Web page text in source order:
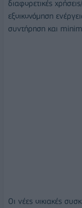
διαφορετικές
εξοικονόμηση
συντήρηση και
Οι νέες οικιακές